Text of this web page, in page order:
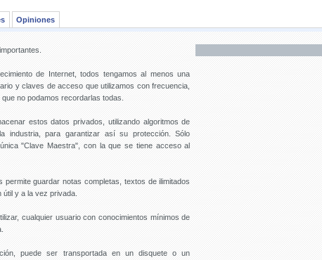
Opiniones
de Internet, todos tengamos al menos una
y claves de acceso que utilizamos con frecuencia,
no podamos recordarlas todas.
estos datos privados, utilizando algoritmos de
industria, para garantizar así su protección. Sólo
"Clave Maestra", con la que se tiene acceso al
permite guardar notas completas, textos de ilimitados
y a la vez privada.
cualquier usuario con conocimientos mínimos de
puede ser transportada en un disquete o un